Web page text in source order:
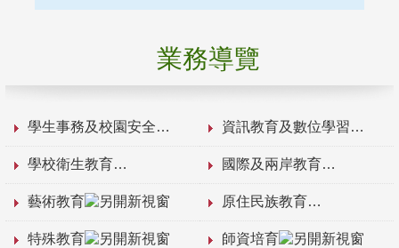
業務導覽
學生事務及校園安全 資訊教育及數位學習
學校衛生教育 國際及兩岸教育
藝術教育 原住民族教育
特殊教育 師資培育